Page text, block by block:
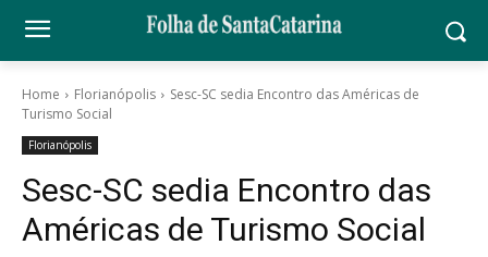
Home Florianópolis
Sesc-SC sedia Encontro das Américas de
Turismo Social
Florianópolis
Sesc-SC sedia Encontro das
Américas de Turismo Social